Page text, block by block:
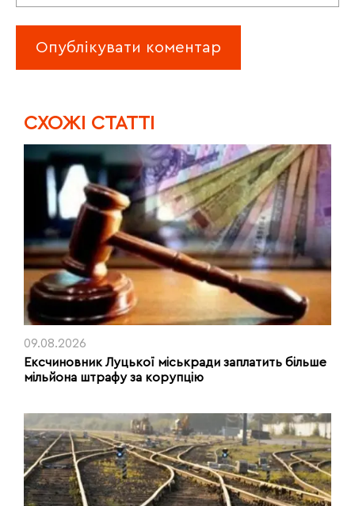
CХОЖІ СТАТТІ
09.08.2026
Ексчиновник Луцької міськради заплатить більше
мільйона штрафу за корупцію